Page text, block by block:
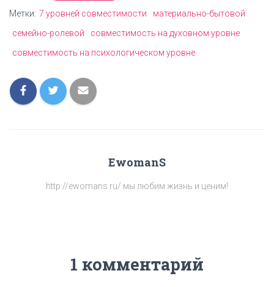
Метки: 7 уровней совместимости
материально-бытовой
семейно-ролевой
совместимость на духовном уровне
совместимость на психологическом уровне
EwomanS
http://ewomans.ru/ мы любим жизнь и ценим!
1 комментарий